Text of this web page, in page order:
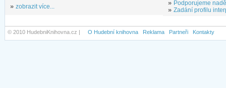
» zobrazit více... » Podporujeme
» Zadání profilu
© 2010 HudebniKnihovna.cz | O Hudební knihovna Reklama Partneři Kontakty